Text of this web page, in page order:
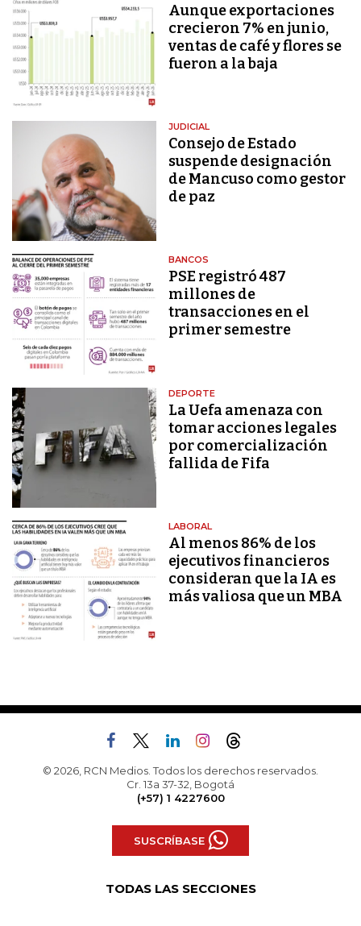
Aunque exportaciones
crecieron 7% en junio,
ventas de café y flores se
fueron a la baja
JUDICIAL
Consejo de Estado
suspende designación
de Mancuso como gestor
de paz
BANCOS
PSE registró 487
millones de
transacciones en el
primer semestre
DEPORTE
La Uefa amenaza con
tomar acciones legales
por comercialización
fallida de Fifa
LABORAL
Al menos 86% de los
ejecutivos financieros
consideran que la IA es
más valiosa que un MBA
© 2026, RCN Medios. Todos los derechos reservados.
Cr. 13a 37-32, Bogotá
(+57) 1 4227600
SUSCRÍBASE
TODAS LAS SECCIONES